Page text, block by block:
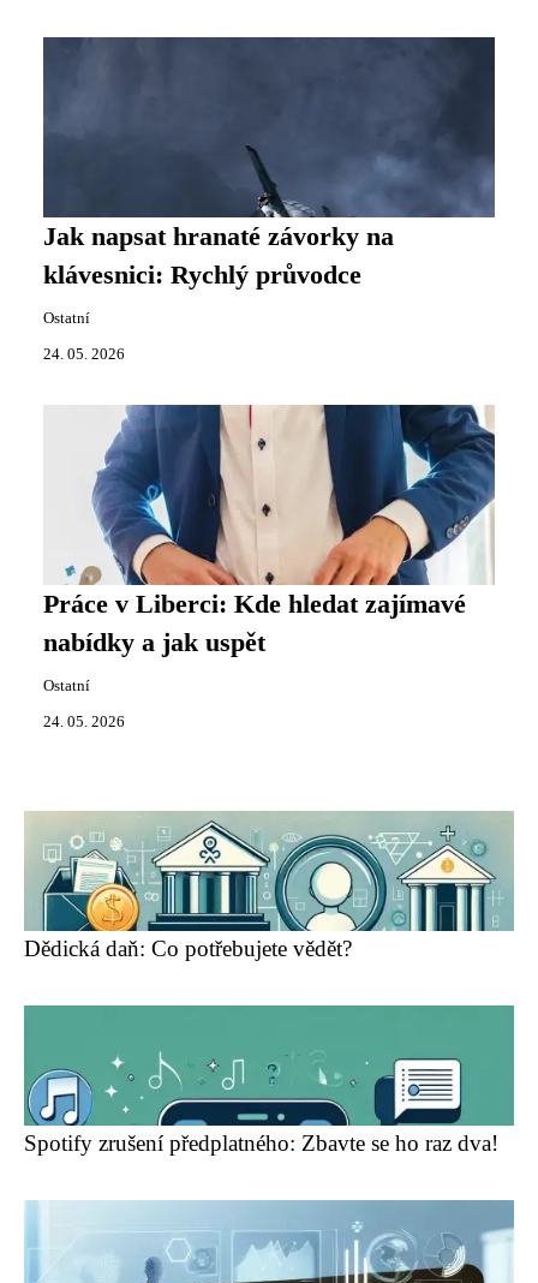
Jak napsat hranaté závorky na
klávesnici: Rychlý průvodce
Ostatní
24. 05. 2026
Práce v Liberci: Kde hledat zajímavé
nabídky a jak uspět
Ostatní
24. 05. 2026
Dědická daň: Co potřebujete vědět?
Spotify zrušení předplatného: Zbavte se ho raz dva!